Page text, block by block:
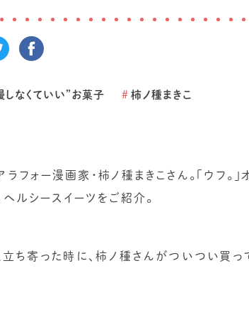
しなくていい”お菓子 # 柿ノ種まきこ
ー漫画家・柿ノ種まきこさん。「ウフ。」
ルシースイーツをご紹介。
ち寄った時に、柿ノ種さんがついつい買っ